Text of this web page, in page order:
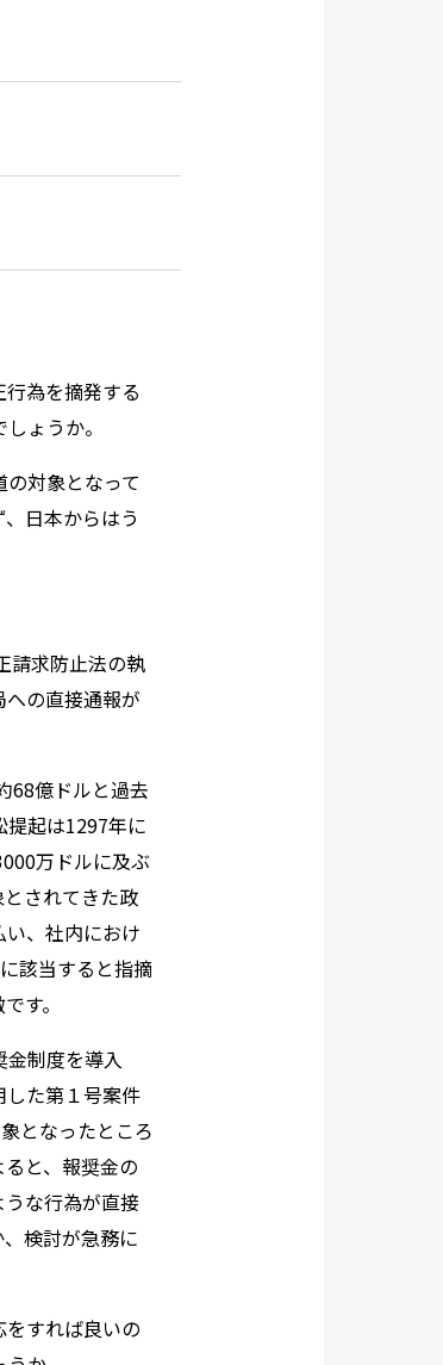
為を摘発する
ょうか。
対象となって
日本からはう
請求防止法の執
の直接通報が
68億ドルと過去
提起は1297年に
万ドルに及ぶ
されてきた政
、社内におけ
該当すると指摘
す。
金制度を導入
した第１号案件
となったところ
と、報奨金の
な行為が直接
検討が急務に
すれば良いの